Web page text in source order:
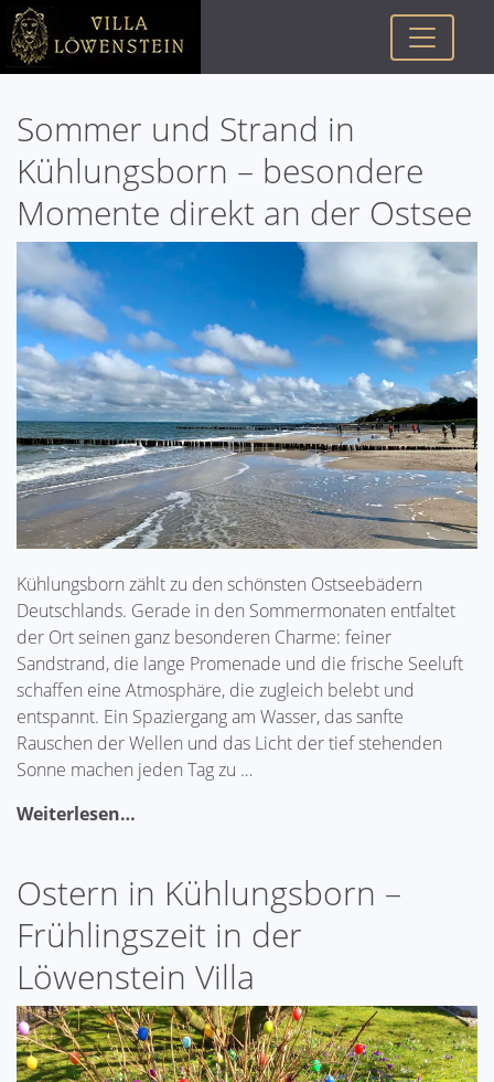
Sommer und Strand in
Kühlungsborn – besondere
Momente direkt an der Ostsee
Kühlungsborn zählt zu den schönsten Ostseebädern
Deutschlands. Gerade in den Sommermonaten entfaltet
der Ort seinen ganz besonderen Charme: feiner
Sandstrand, die lange Promenade und die frische Seeluft
schaffen eine Atmosphäre, die zugleich belebt und
entspannt. Ein Spaziergang am Wasser, das sanfte
Rauschen der Wellen und das Licht der tief stehenden
Sonne machen jeden Tag zu …
Weiterlesen…
Ostern in Kühlungsborn –
Frühlingszeit in der
Löwenstein Villa